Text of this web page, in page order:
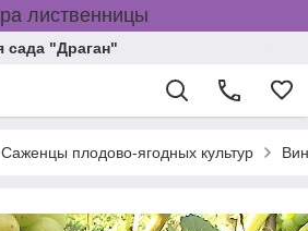
лиственницы
сада "Драган"
Саженцы плодово-ягодных культур